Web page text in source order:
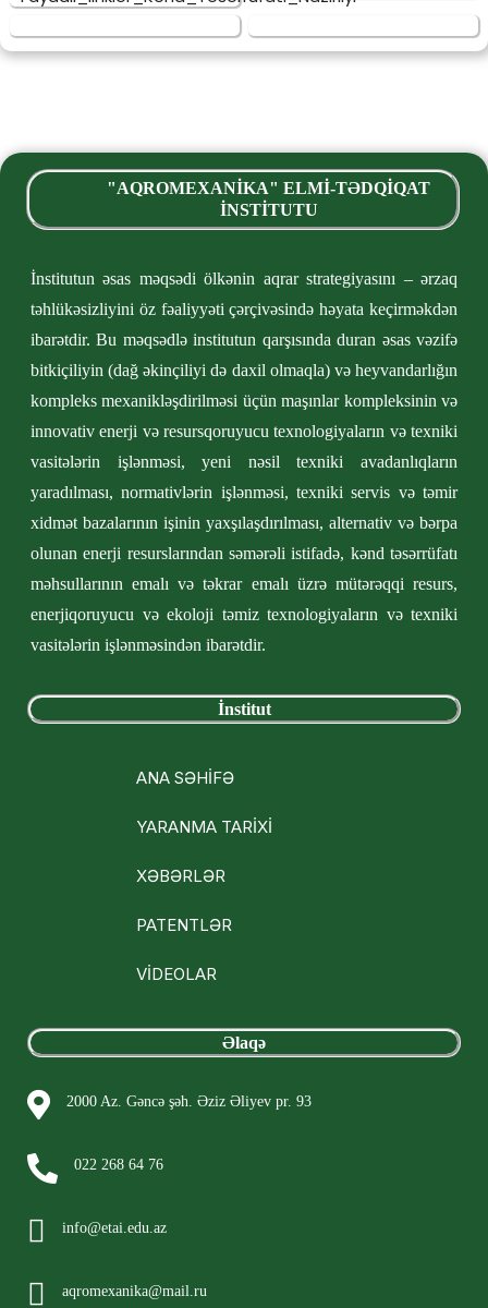
"AQROMEXANİKA" ELMİ-TƏDQİQAT
İNSTİTUTU
İnstitutun əsas məqsədi ölkənin aqrar strategiyasını – ərzaq
təhlükəsizliyini öz fəaliyyəti çərçivəsində həyata keçirməkdən
ibarətdir. Bu məqsədlə institutun qarşısında duran əsas vəzifə
bitkiçiliyin (dağ əkinçiliyi də daxil olmaqla) və heyvandarlığın
kompleks mexanikləşdirilməsi üçün maşınlar kompleksinin və
innovativ enerji və resursqoruyucu texnologiyaların və texniki
vasitələrin işlənməsi, yeni nəsil texniki avadanlıqların
yaradılması, normativlərin işlənməsi, texniki servis və təmir
xidmət bazalarının işinin yaxşılaşdırılması, alternativ və bərpa
olunan enerji resurslarından səmərəli istifadə, kənd təsərrüfatı
məhsullarının emalı və təkrar emalı üzrə mütərəqqi resurs,
enerjiqoruyucu və ekoloji təmiz texnologiyaların və texniki
vasitələrin işlənməsindən ibarətdir.
İnstitut
ANA SƏHİFƏ
YARANMA TARİXİ
XƏBƏRLƏR
PATENTLƏR
VİDEOLAR
Əlaqə
2000 Az. Gəncə şəh. Əziz Əliyev pr. 93
022 268 64 76
info@etai.edu.az
aqromexanika@mail.ru